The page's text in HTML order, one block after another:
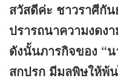
สวัสดีค่ะ ชาวราศีกั
ปรารถนาความงด
ดังนั้นภารกิจของ “
สกปรก มีมลพิษให้พ้